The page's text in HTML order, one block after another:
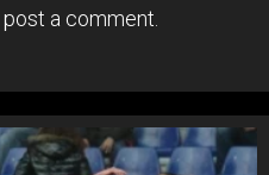
a comment.